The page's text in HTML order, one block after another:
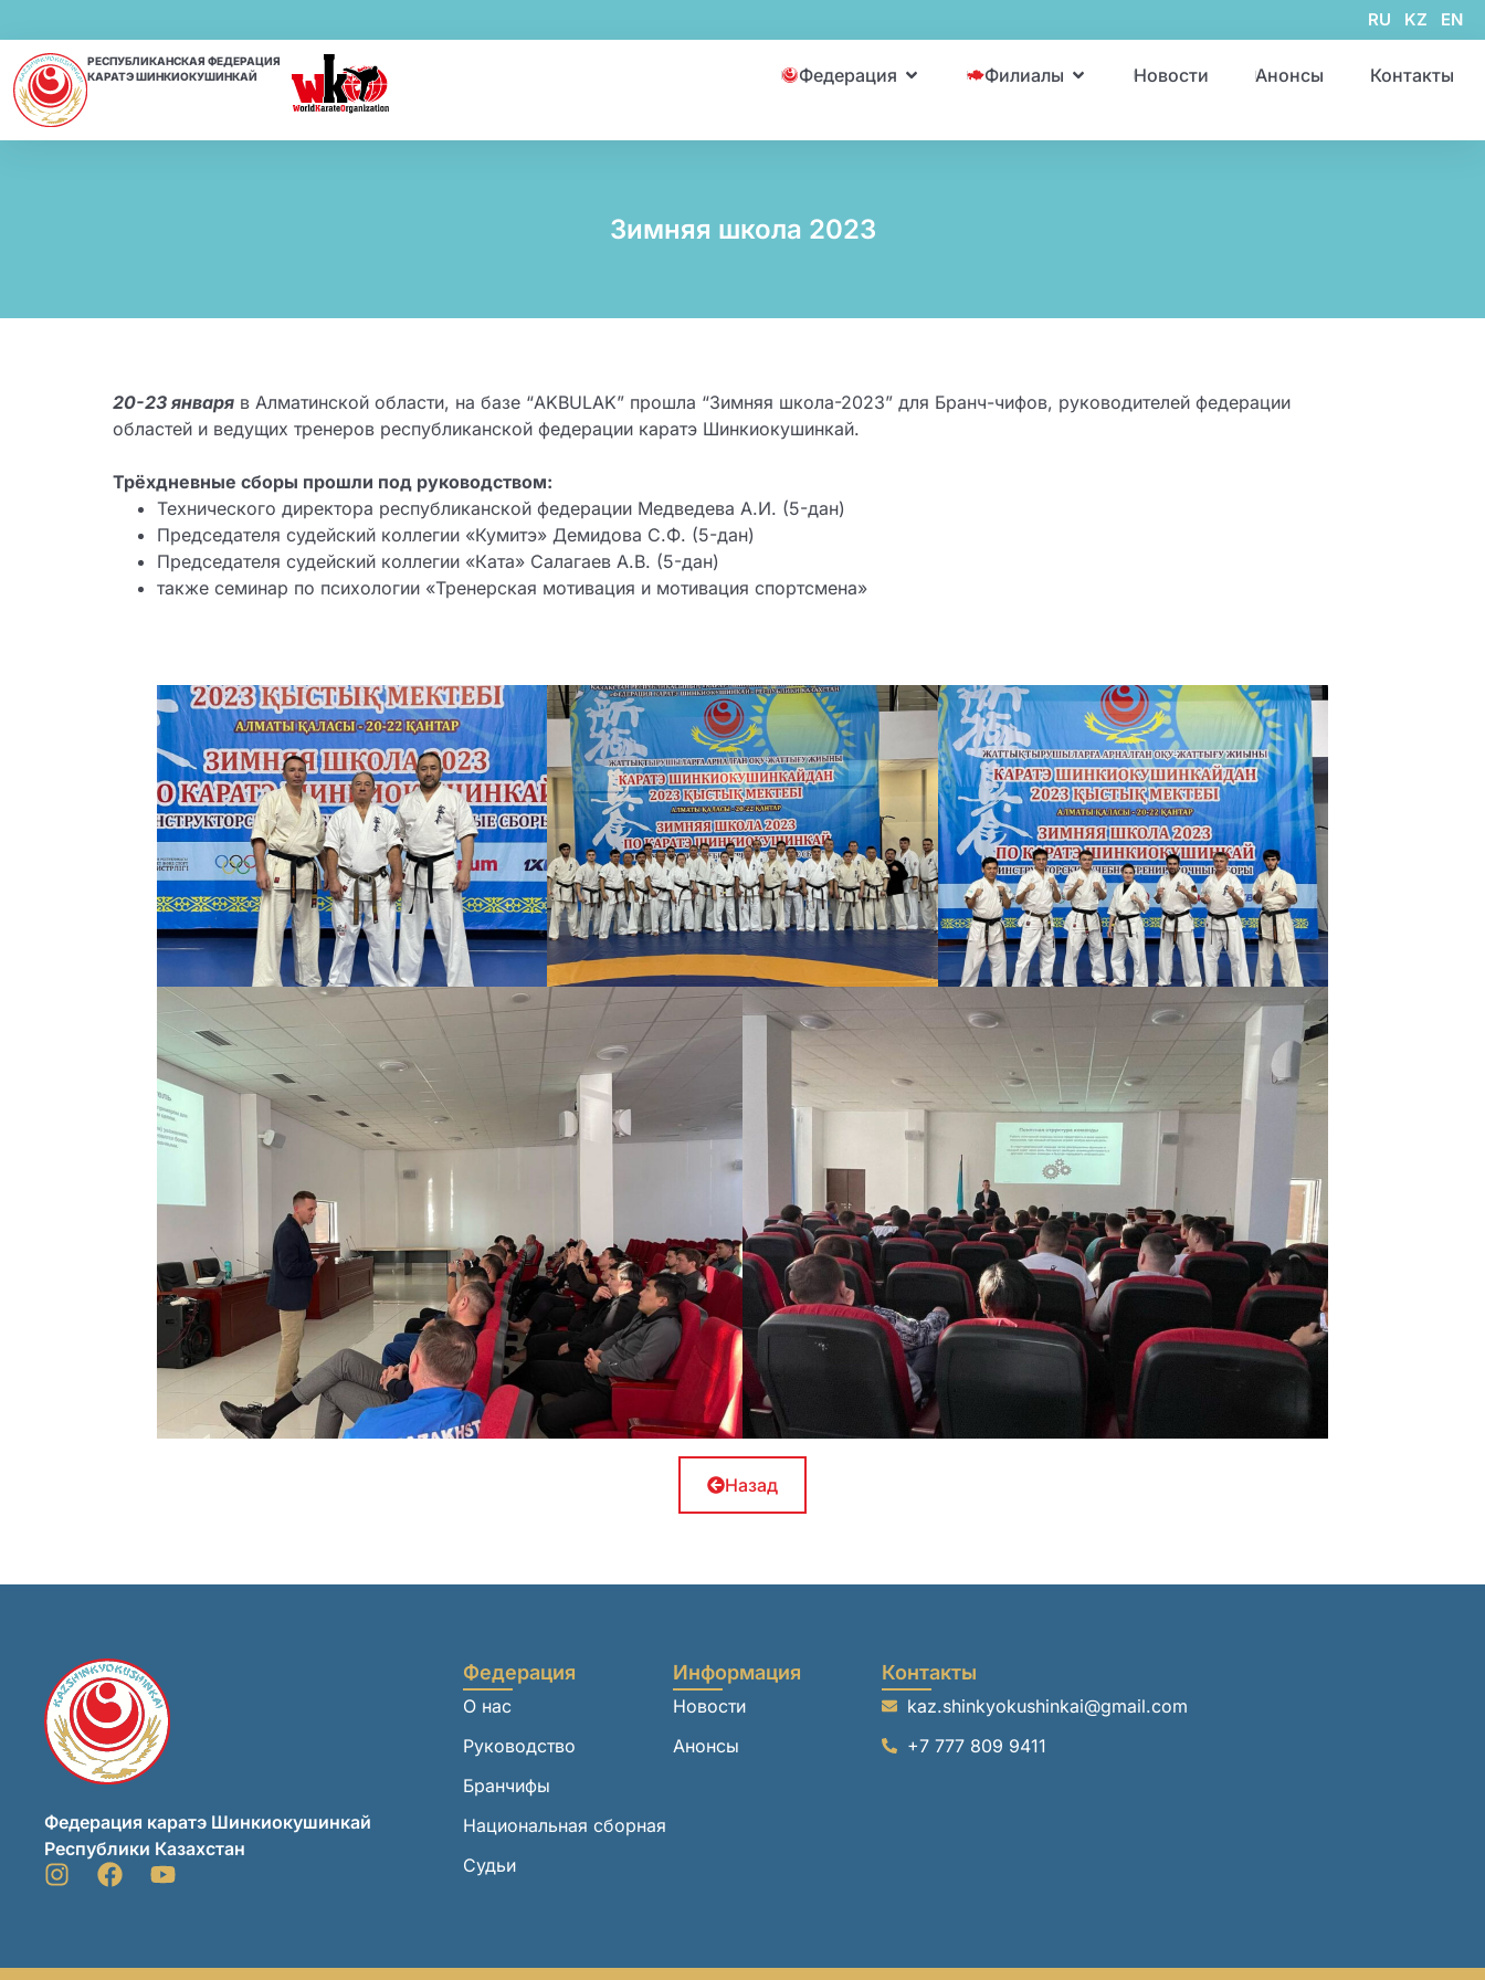
RU KZ EN
РЕСПУБЛИКАНСКАЯ ФЕДЕРАЦИЯ
КАРАТЭ ШИНКИОКУШИНКАЙ
Федерация Филиалы Новости Анонсы Контакты
Зимняя школа 2023
20-23 января в Алматинской области, на базе “AKBULAK” прошла “Зимняя школа-2023” для Бранч-чифов, руководителей федерации
областей и ведущих тренеров республиканской федерации каратэ Шинкиокушинкай.
Трёхдневные сборы прошли под руководством:
Технического директора республиканской федерации Медведева А.И. (5-дан)
Председателя судейский коллегии «Кумитэ» Демидова С.Ф. (5-дан)
Председателя судейский коллегии «Ката» Салагаев А.В. (5-дан)
также семинар по психологии «Тренерская мотивация и мотивация спортсмена»
Назад
Федерация каратэ Шинкиокушинкай
Республики Казахстан
Федерация
О нас
Руководство
Бранчифы
Национальная сборная
Судьи
Информация
Новости
Анонсы
Контакты
kaz.shinkyokushinkai@gmail.com
+7 777 809 9411